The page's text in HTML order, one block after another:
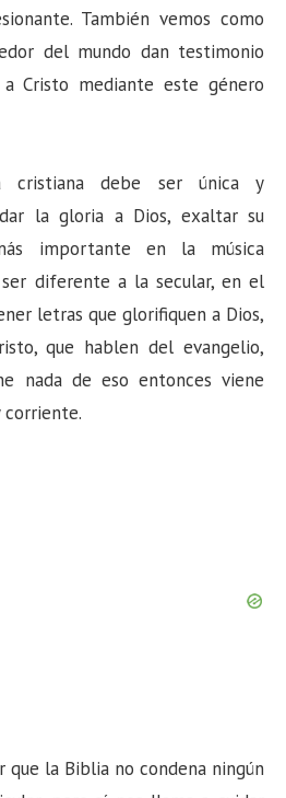
También vemos como
del mundo dan testimonio
Cristo mediante este género
cristiana debe ser única y
la gloria a Dios, exaltar su
importante en la música
diferente a la secular, en el
letras que glorifiquen a Dios,
que hablen del evangelio,
nada de eso entonces viene
corriente.
la Biblia no condena ningún